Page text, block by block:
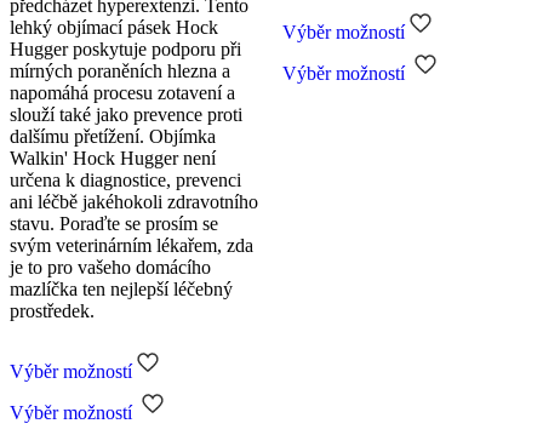
předcházet hyperextenzi. Tento
lehký objímací pásek Hock
Hugger poskytuje podporu při
mírných poraněních hlezna a
napomáhá procesu zotavení a
slouží také jako prevence proti
dalšímu přetížení. Objímka
Walkin' Hock Hugger není
určena k diagnostice, prevenci
ani léčbě jakéhokoli zdravotního
stavu. Poraďte se prosím se
svým veterinárním lékařem, zda
je to pro vašeho domácího
mazlíčka ten nejlepší léčebný
prostředek.
Výběr možností
Výběr možností
Tento
produkt
Výběr možností
Výběr možností
Tento
produkt